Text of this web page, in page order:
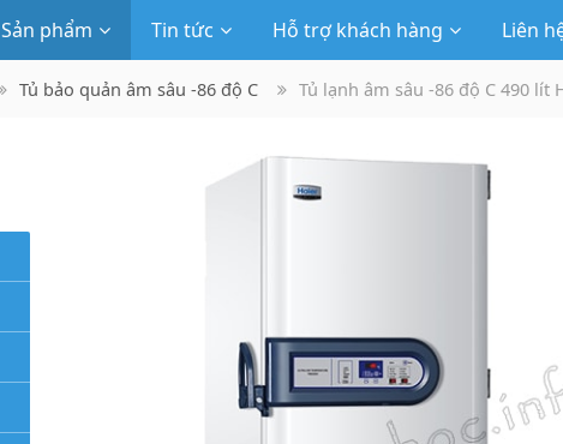
Sản phẩm Tin tức Hỗ trợ khách hàng Liên
Tủ bảo quản âm sâu -86 độ C Tủ lạnh âm sâu -86 độ C 490 lít